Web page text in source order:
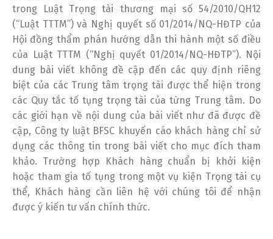
trong Luật Trọng tài thương mại số 54/2010/QH12
(“Luật TTTM”) và Nghị quyết số 01/2014/NQ-HĐTP của
Hội đồng thẩm phán hướng dẫn thi hành một số điều
của Luật TTTM (“Nghị quyết 01/2014/NQ-HĐTP”). Nội
dung bài viết không đề cập đến các quy định riêng
biệt của các Trung tâm trọng tài được thể hiện trong
các Quy tắc tố tụng trọng tài của từng Trung tâm. Do
các giới hạn về nội dung của bài viết như đã được đề
cập, Công ty luật BFSC khuyến cáo khách hàng chỉ sử
dụng các thông tin trong bài viết cho mục đích tham
khảo. Trường hợp Khách hàng chuẩn bị khởi kiện
hoặc tham gia tố tụng trong một vụ kiện Trọng tài cụ
thể, Khách hàng cần liên hệ với chúng tôi để nhận
được ý kiến tư vấn chính thức.